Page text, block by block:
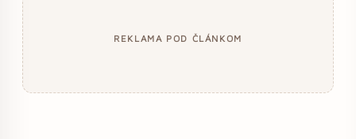
REKLAMA POD ČLÁNKOM